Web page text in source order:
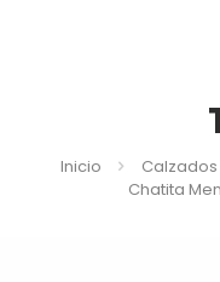
Inicio Calzados
Chatita